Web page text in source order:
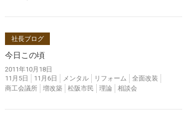
社長ブログ
今日この頃
2011年10月18日
11月5日
11月6日 メンタル リフォーム
全面改装
商工会議所
増改築 松阪市民 理論 相談会